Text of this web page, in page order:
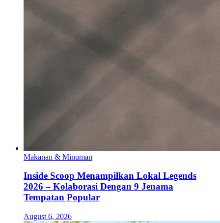
Makanan & Minuman
Inside Scoop Menampilkan Lokal Legends
2026 – Kolaborasi Dengan 9 Jenama
Tempatan Popular
August 6, 2026